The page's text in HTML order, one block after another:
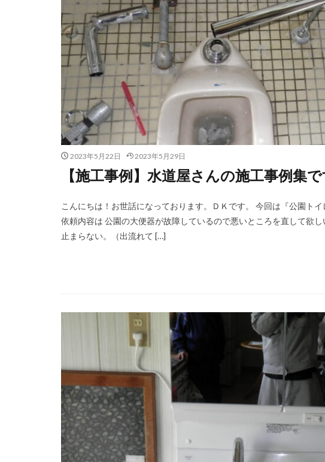
2023年5月22日 2023年5月29日
【施工事例】水道屋さんの施工事例集
こんにちは！お世話になっております。ＤＫです。 今回は『公園
依頼内容は 公園の大便器が故障しているので悪いところを直して
止まらない。（出流れて […]